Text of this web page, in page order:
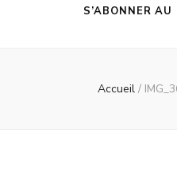
S’ABONNER AU
Accueil /